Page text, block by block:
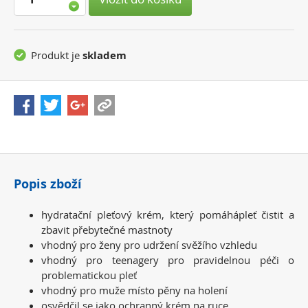
Produkt je skladem
Popis zboží
hydratační pleťový krém, který pomáhápleť čistit a
zbavit přebytečné mastnoty
vhodný pro ženy pro udržení svěžího vzhledu
vhodný pro teenagery pro pravidelnou péči o
problematickou pleť
vhodný pro muže místo pěny na holení
osvědčil se jako ochranný krém na ruce